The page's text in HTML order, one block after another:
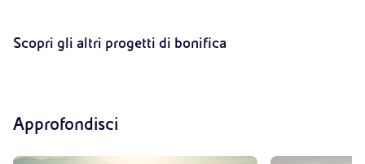
Scopri gli altri progetti di bonifica
Pieve Vergonte
Porto Torres
Approfondisci